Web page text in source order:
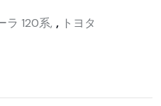
ラ 120系 , トヨタ